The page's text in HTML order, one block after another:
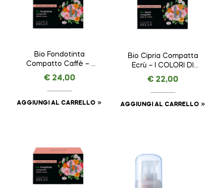
Bio Fondotinta
Compatto Caffè – I
COLORI DI HELAN –
VISO da 8 ml
€24,00
AGGIUNGI AL CARRELLO
Bio Cipria Compatta
Ecrù – I COLORI DI
HELAN – VISO da 8,5
€ 22,00
AGGIUNGI AL CARRELLO